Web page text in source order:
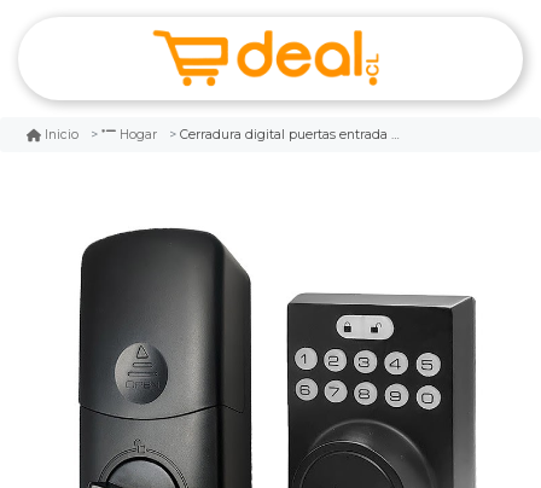
Inicio Hogar Cerradura digital puertas entrada con teclado